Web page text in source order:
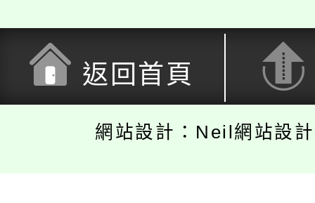
返回首頁
網站設計：Neil網站設